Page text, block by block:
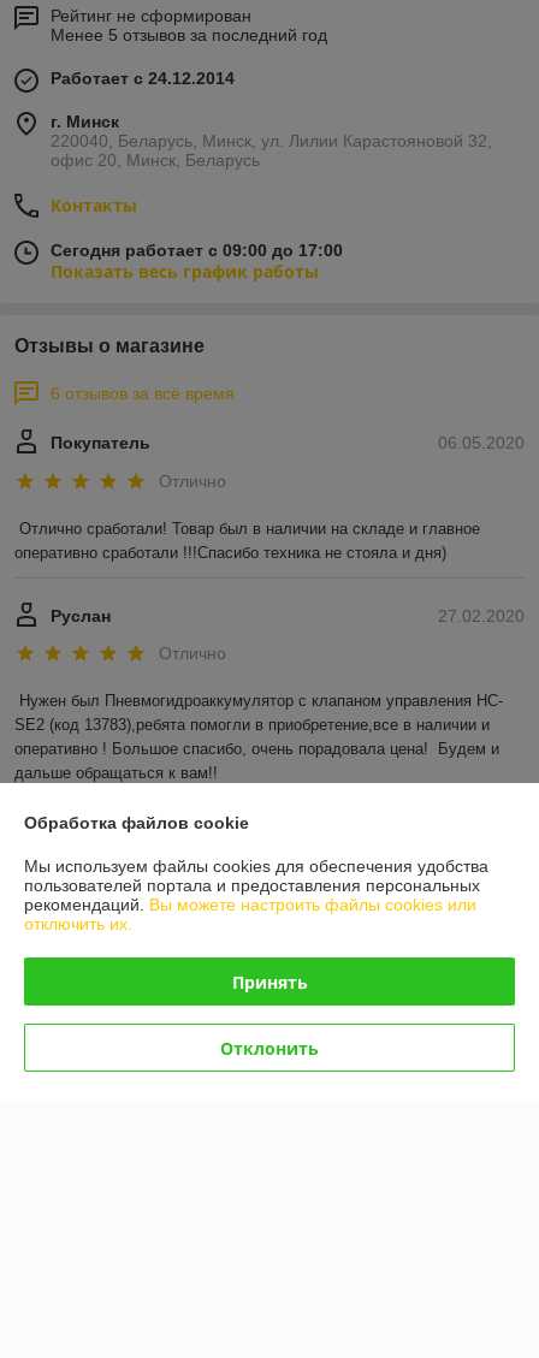
Рейтинг не сформирован
Менее 5 отзывов за последний год
Работает с 24.12.2014
г. Минск
220040, Беларусь, Минск, ул. Лилии Карастояновой 32,
офис 20, Минск, Беларусь
Контакты
Сегодня работает с 09:00 до 17:00
Показать весь график работы
Отзывы о магазине
6 отзывов за всё время
06.05.2020
Покупатель
Отлично
Отлично сработали! Товар был в наличии на складе и главное
оперативно сработали !!!Спасибо техника не стояла и дня)
27.02.2020
Руслан
Отлично
Нужен был Пневмогидроаккумулятор с клапаном управления HC-
SE2 (код 13783),ребята помогли в приобретение,все в наличии и
оперативно ! Большое спасибо, очень порадовала цена!  Будем и
дальше обращаться к вам!!
Показать все отзывы
О нас
Контакты
График работы
Обработка файлов cookie
Мы используем файлы cookies для обеспечения удобства
пользователей портала и предоставления персональных
рекомендаций. Вы можете настроить файлы cookies или
отключить их.
Принять
Отклонить